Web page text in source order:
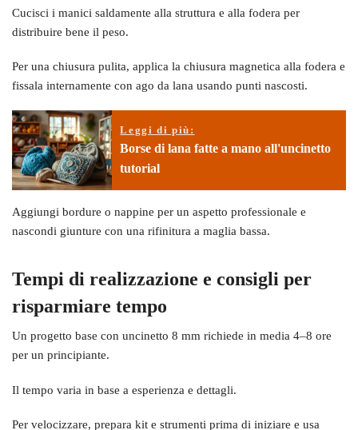
Cucisci i manici saldamente alla struttura e alla fodera per
distribuire bene il peso.
Per una chiusura pulita, applica la chiusura magnetica alla fodera e
fissala internamente con ago da lana usando punti nascosti.
Leggi di più:
Borse di lana fatte a mano all'uncinetto
tutorial
Aggiungi bordure o nappine per un aspetto professionale e
nascondi giunture con una rifinitura a maglia bassa.
Tempi di realizzazione e consigli per
risparmiare tempo
Un progetto base con uncinetto 8 mm richiede in media 4–8 ore
per un principiante.
Il tempo varia in base a esperienza e dettagli.
Per velocizzare, prepara kit e strumenti prima di iniziare e usa